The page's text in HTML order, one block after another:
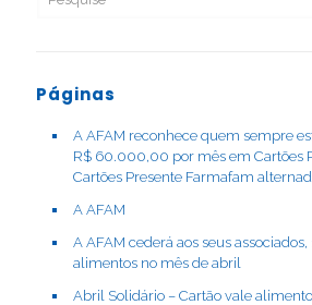
Páginas
A AFAM reconhece quem sempre
R$ 60.000,00 por mês em Cartões
Cartões Presente Farmafam
A AFAM
A AFAM cederá aos seus
alimentos no mês de abril
Abril Solidário – Cartão vale